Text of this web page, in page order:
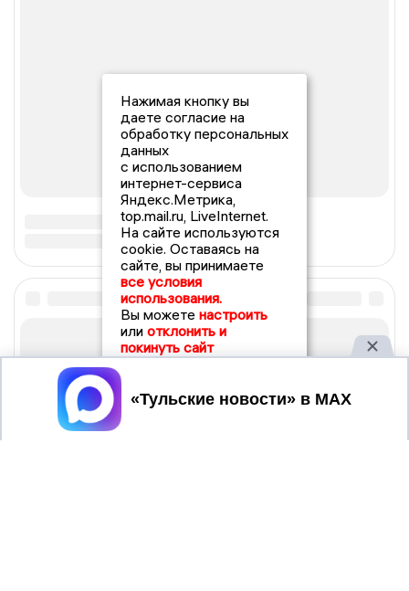
Нажимая кнопку вы
даете согласие на
обработку персональных
данных
с использованием
интернет-сервиса
Яндекс.Метрика,
top.mail.ru, LiveInternet.
На сайте используются
cookie. Оставаясь на
сайте, вы принимаете
все условия
использования.
Вы можете настроить
или отклонить и
покинуть сайт
Принять